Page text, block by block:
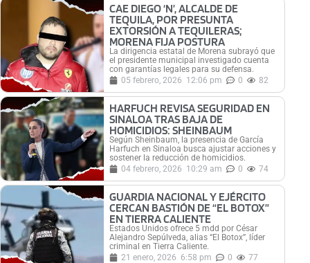
CAE DIEGO ‘N’, ALCALDE DE
TEQUILA, POR PRESUNTA
EXTORSIÓN A TEQUILERAS;
MORENA FIJA POSTURA
La dirigencia estatal de Morena subrayó que
el presidente municipal investigado cuenta
con garantías legales para su defensa.
05 febrero, 2026 12:06 pm 0 82
HARFUCH REVISA SEGURIDAD EN
SINALOA TRAS BAJA DE
HOMICIDIOS: SHEINBAUM
Según Sheinbaum, la presencia de García
Harfuch en Sinaloa busca ajustar acciones y
sostener la reducción de homicidios.
04 febrero, 2026 10:29 am 0 74
GUARDIA NACIONAL Y EJÉRCITO
CERCAN BASTIÓN DE “EL BOTOX”
EN TIERRA CALIENTE
Estados Unidos ofrece 5 mdd por César
Alejandro Sepúlveda, alias “El Botox”, líder
criminal en Tierra Caliente.
21 enero, 2026 6:58 pm 0 77